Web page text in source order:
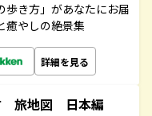
歩き方」があなたにお届
癒やしの絶景集
詳細を見る
旅地図 日本編